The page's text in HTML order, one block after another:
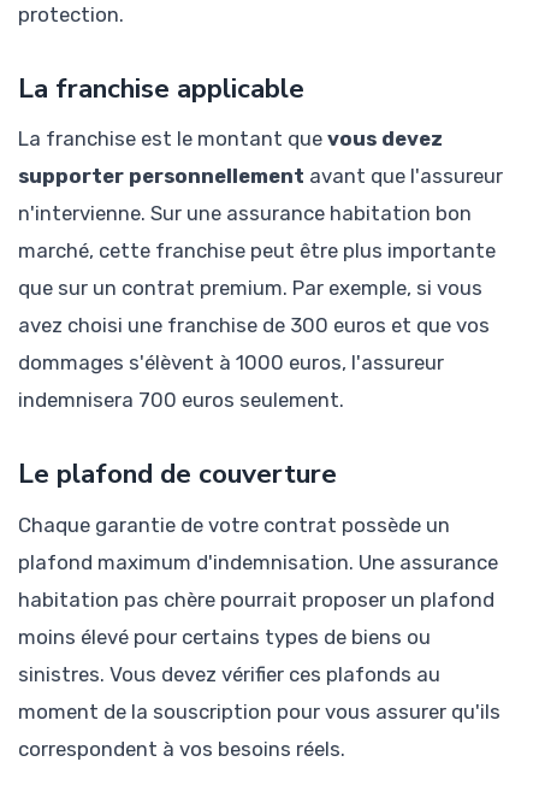
protection.
La franchise applicable
La franchise est le montant que vous devez
supporter personnellement avant que l'assureur
n'intervienne. Sur une assurance habitation bon
marché, cette franchise peut être plus importante
que sur un contrat premium. Par exemple, si vous
avez choisi une franchise de 300 euros et que vos
dommages s'élèvent à 1000 euros, l'assureur
indemnisera 700 euros seulement.
Le plafond de couverture
Chaque garantie de votre contrat possède un
plafond maximum d'indemnisation. Une assurance
habitation pas chère pourrait proposer un plafond
moins élevé pour certains types de biens ou
sinistres. Vous devez vérifier ces plafonds au
moment de la souscription pour vous assurer qu'ils
correspondent à vos besoins réels.